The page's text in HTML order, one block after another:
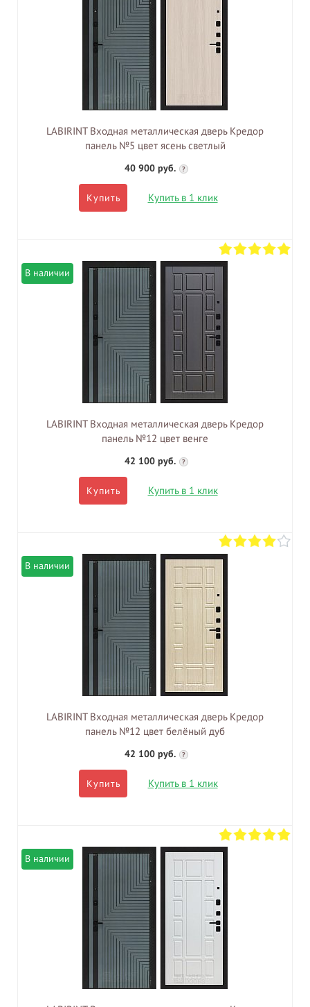
LABIRINT Входная металлическая дверь Кредор
панель №5 цвет ясень светлый
40 900 руб. ?
Купить Купить в 1 клик
В наличии
LABIRINT Входная металлическая дверь Кредор
панель №12 цвет венге
42 100 руб. ?
Купить Купить в 1 клик
В наличии
LABIRINT Входная металлическая дверь Кредор
панель №12 цвет белёный дуб
42 100 руб. ?
Купить Купить в 1 клик
В наличии